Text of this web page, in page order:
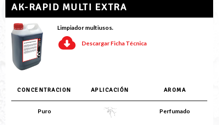
AK-RAPID MULTI EXTRA
Limpiador multiusos.
Descargar Ficha Técnica
CONCENTRACION APLICACIÓN AROMA
Puro Perfumado